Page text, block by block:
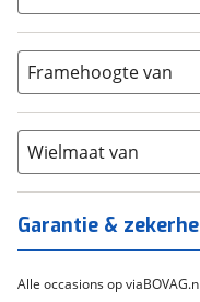
Gazelle (0)
Cortina (0)
Flyer (0)
Overig ( 0)
5-8 (0)
9-14
15-20 (0)
21+
Aluminium (0)
Carbon
Chroom-molybdeen
Scandium
Staal (0 )
Tica
Framehoogte van
Wielmaat van
Garantie &
Alle occasions op